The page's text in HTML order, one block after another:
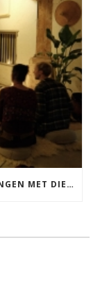
KIRTAN VRIJDAG 3 APRIL ~ MANTRAZINGEN MET DIEDERICK IN LEEUWARDEN